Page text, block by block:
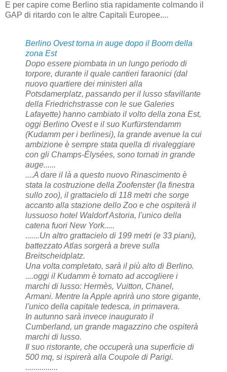
E per capire come Berlino stia rapidamente colmando il
GAP di ritardo con le altre Capitali Europee....
Berlino Ovest torna in auge dopo il Boom della
zona Est
Dopo essere piombata in un lungo periodo di
torpore, durante il quale cantieri faraonici (dal
nuovo quartiere dei ministeri alla
Potsdamerplatz, passando per il lusso sfavillante
della Friedrichstrasse con le sue Galeries
Lafayette) hanno cambiato il volto della zona Est,
oggi Berlino Ovest e il suo Kurfürstendamm
(Kudamm per i berlinesi), la grande avenue la cui
ambizione è sempre stata quella di rivaleggiare
con gli Champs-Élysées, sono tornati in grande
auge......
....A dare il là a questo nuovo Rinascimento è
stata la costruzione della Zoofenster (la finestra
sullo zoo), il grattacielo di 118 metri che sorge
accanto alla stazione dello Zoo e che ospiterà il
lussuoso hotel Waldorf Astoria, l'unico della
catena fuori New York.....
.......Un altro grattacielo di 199 metri (e 33 piani),
battezzato Atlas sorgerà a breve sulla
Breitscheidplatz.
Una volta completato, sarà il più alto di Berlino.
....oggi il Kudamm è tornato ad accogliere i
marchi di lusso: Hermès, Vuitton, Chanel,
Armani. Mentre la Apple aprirà uno store gigante,
l'unico della capitale tedesca, in primavera.
In autunno sarà invece inaugurato il
Cumberland, un grande magazzino che ospiterà
marchi di lusso.
Il suo ristorante, che occuperà una superficie di
500 mq, si ispirerà alla Coupole di Parigi.
................